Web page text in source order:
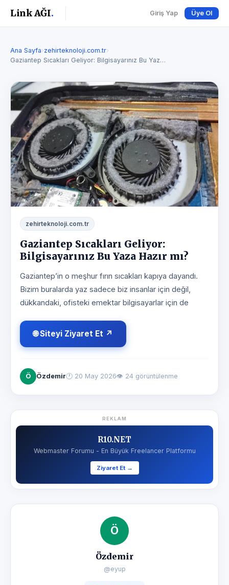
Link AĞI. Giriş Yap Üye Ol
Ana Sayfa›zehirteknoloji.com.tr›
Gaziantep Sıcakları Geliyor: Bilgisayarınız Bu Yaz…
zehirteknoloji.com.tr
Gaziantep Sıcakları Geliyor:
Bilgisayarınız Bu Yaza Hazır mı?
Gaziantep’in o meşhur fırın sıcakları kapıya dayandı.
Bizim buralarda yaz sadece biz insanlar için değil,
dükkandaki, ofisteki emektar bilgisayarlar için de
🌐 Siteyi Ziyaret Et ↗
Ö Özdemir🕐 20 May 2026👁 24 görüntülenme
REKLAM
R10.NET
Webmaster Forumu - En Büyük Freelancer Platformu
Ziyaret Et →
Ö
Özdemir
@eyup